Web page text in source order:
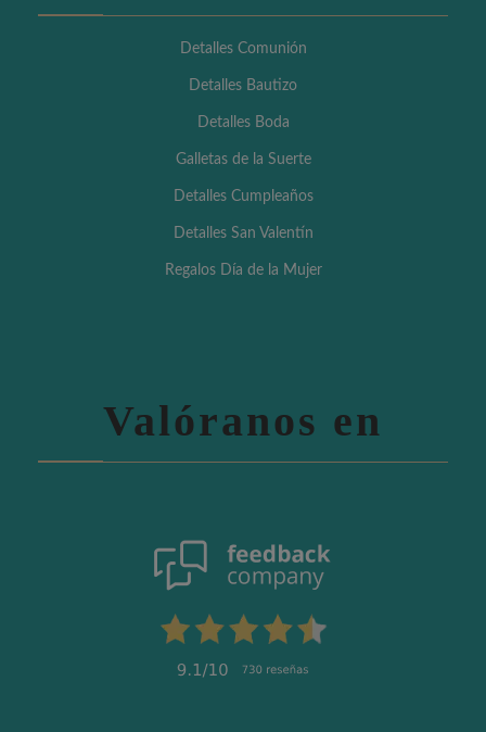
Detalles Comunión
Detalles Bautizo
Detalles Boda
Galletas de la Suerte
Detalles Cumpleaños
Detalles San Valentín
Regalos Día de la Mujer
Valóranos en